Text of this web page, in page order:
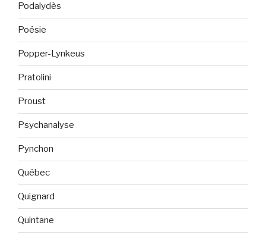
Podalydès
Poésie
Popper-Lynkeus
Pratolini
Proust
Psychanalyse
Pynchon
Québec
Quignard
Quintane